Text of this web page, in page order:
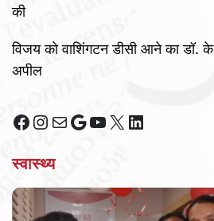
की
विजय को वाशिंगटन डीसी आने का डॉ.
अपील
Facebook
Instagram
MailGoogle
YouTube
X LinkedIn
स्वास्थ्य